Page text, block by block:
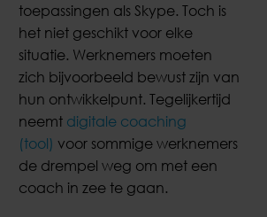
toepassingen als Skype. Toch is
het niet geschikt voor elke
situatie. Werknemers moeten
zich bijvoorbeeld bewust zijn van
hun ontwikkelpunt. Tegelijkertijd
neemt digitale coaching
(tool) voor sommige werknemers
de drempel weg om met een
coach in zee te gaan.